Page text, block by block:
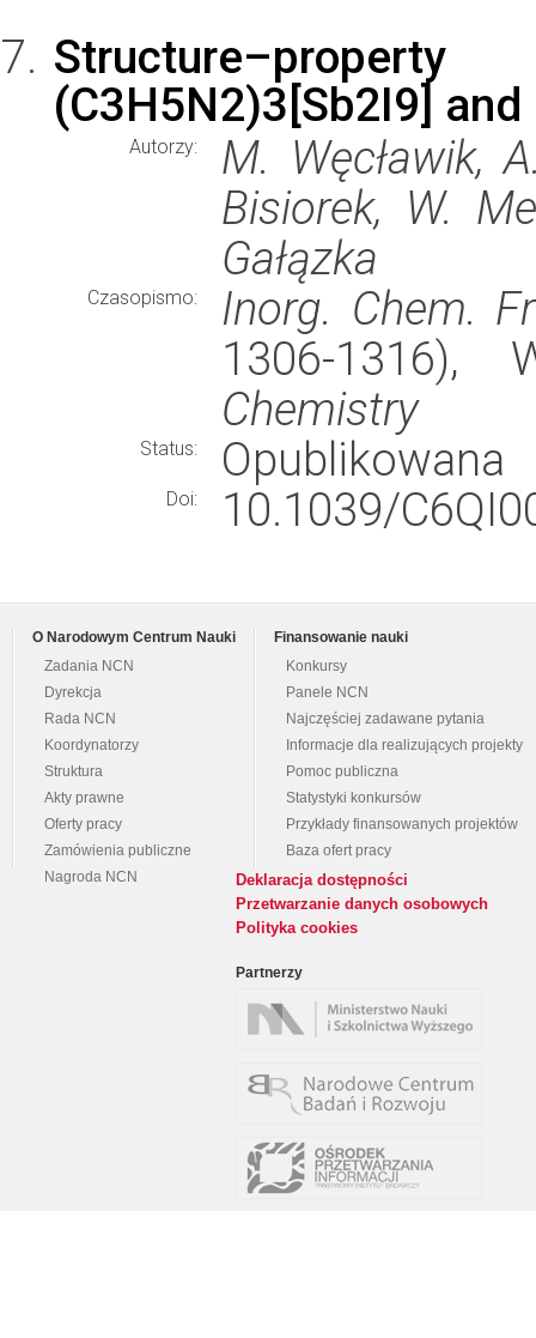
(C3H5N2)3[Sb2I9]
Autorzy:
M. Węcławik,
Bisiorek, W.
Gałązka
Czasopismo:
Inorg. Chem.
1306-1316),
Chemistry
Status: Opublikowana
Doi: 10.1039/
O Narodowym Centrum Nauki
Zadania NCN
Dyrekcja
Rada NCN
Koordynatorzy
Struktura
Akty prawne
Oferty pracy
Zamówienia publiczne
Nagroda NCN
Finansowanie nauki
Konkursy
Panele NCN
Najczęściej zadawane pytania
Informacje dla realizujących projekty
Pomoc publiczna
Statystyki konkursów
Przykłady finansowanych projektów
Baza ofert pracy
Deklaracja dostępności
Przetwarzanie danych osobowych
Polityka cookies
Partnerzy